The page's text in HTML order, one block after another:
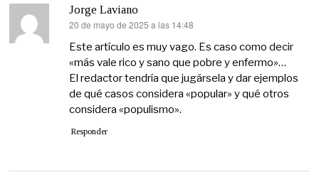
Jorge Laviano
dice:
20 de mayo de 2025 a las 14:48
Este artículo es muy vago. Es caso como decir
«más vale rico y sano que pobre y enfermo»…
El redactor tendría que jugársela y dar ejemplos
de qué casos considera «popular» y qué otros
considera «populismo».
Responder